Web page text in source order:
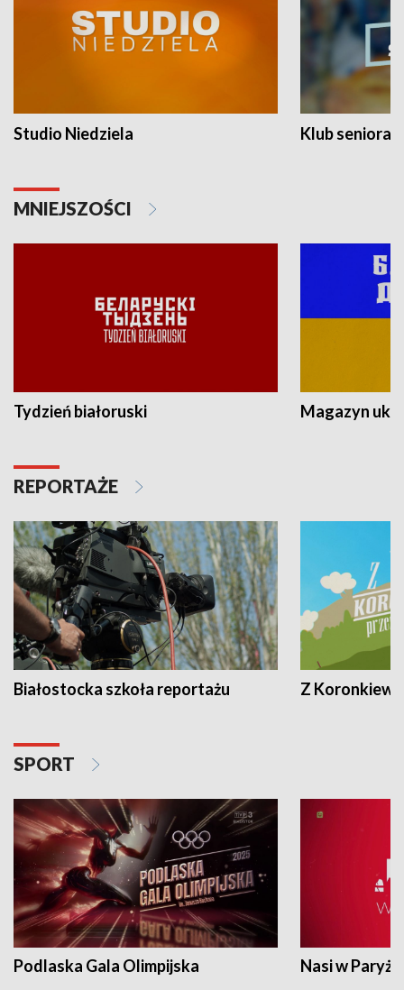
Studio Niedziela Klub seniora
MNIEJSZOŚCI
Tydzień białoruski Magazyn
REPORTAŻE
Białostocka szkoła reportażu Z
SPORT
Podlaska Gala Olimpijska Nasi w Paryżu